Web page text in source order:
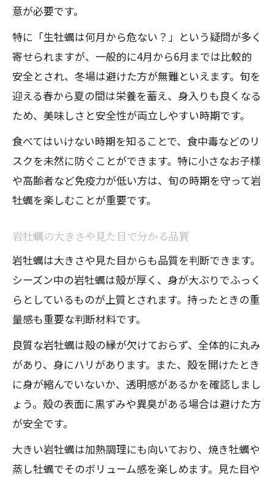
意が必要です。
特に「生牡蠣は何月から危ない？」という疑問が多く
寄せられますが、一般的に4月から6月までは比較的
安全とされ、冬場は避けた方が無難といえます。旬を
迎える春から夏の間は栄養を蓄え、身入りも良くなる
ため、美味しさと安全性が両立しやすい時期です。
食べてはいけない時期を知ることで、食中毒などのリ
スクを未然に防ぐことができます。特に小さなお子様
や高齢者など免疫力が低い方は、旬の時期を守って岩
牡蠣を楽しむことが重要です。
岩牡蠣の大きさや見た目で分かる品質
岩牡蠣は大きさや見た目からも品質を判断できます。
シーズン中の岩牡蠣は殻が厚く、身が大ぶりでふっく
らとしているものが上質とされます。持ったときの重
量感も重要な判断材料です。
良質な岩牡蠣は殻の縁が欠けておらず、全体的に丸み
があり、身にハリがあります。また、殻を開けたとき
に身が縮んでいないか、透明感があるかを確認しまし
ょう。殻の表面に黒ずみや異臭がある場合は避けた方
が安全です。
大きい岩牡蠣は加熱調理にも向いており、焼き牡蠣や
蒸し牡蠣でそのボリューム感を楽しめます。見た目や